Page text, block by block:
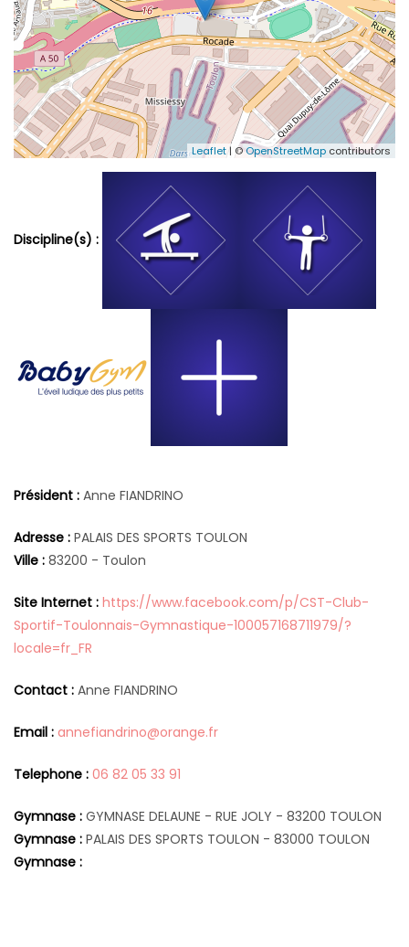
Leaflet| ©OpenStreetMap contributors
Discipline(s) :
Président : Anne FIANDRINO
Adresse : PALAIS DES SPORTS TOULON
Ville : 83200 - Toulon
Site Internet : https://www.facebook.com/p/CST-Club-
Sportif-Toulonnais-Gymnastique-100057168711979/?
locale=fr_FR
Contact : Anne FIANDRINO
Email : annefiandrino@orange.fr
Telephone : 06 82 05 33 91
Gymnase : GYMNASE DELAUNE - RUE JOLY - 83200 TOULON
Gymnase : PALAIS DES SPORTS TOULON - 83000 TOULON
Gymnase :